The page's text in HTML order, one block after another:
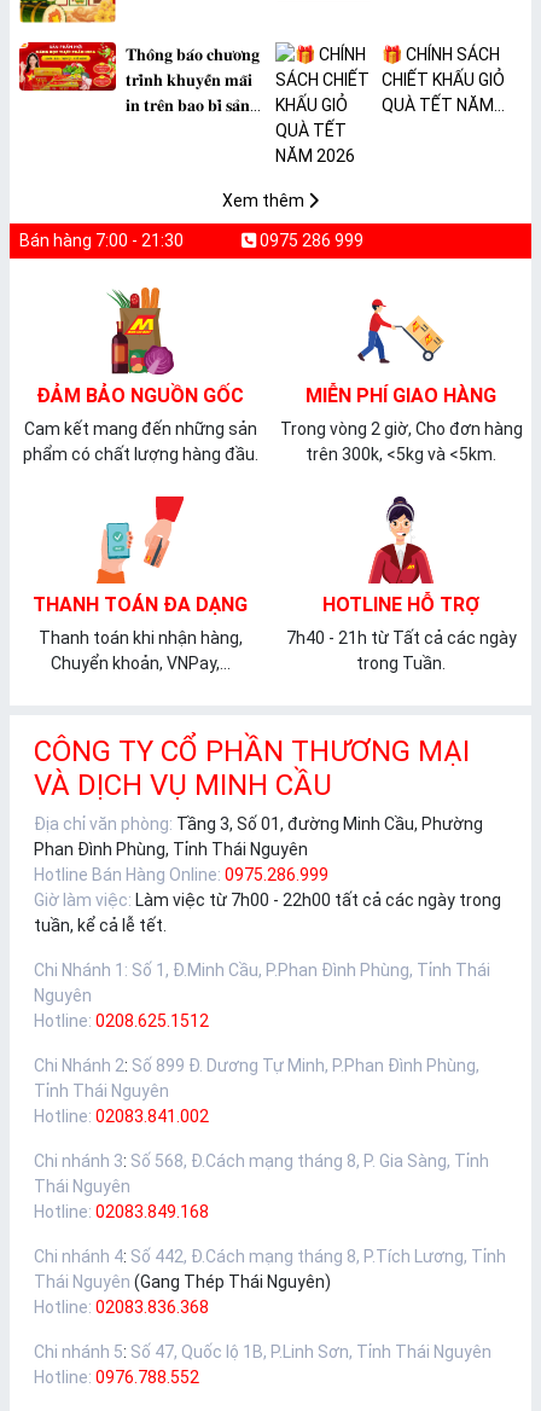
𝐓𝐡𝐨̂𝐧𝐠 𝐛𝐚́𝐨 𝐜𝐡𝐮̛𝐨̛𝐧𝐠
𝐭𝐫𝐢̀𝐧𝐡 𝐤𝐡𝐮𝐲𝐞̂́𝐧 𝐦𝐚̃𝐢
𝐢𝐧 𝐭𝐫𝐞̂𝐧 𝐛𝐚𝐨 𝐛𝐢̀ 𝐬𝐚̉𝐧
🎁 CHÍNH SÁCH
CHIẾT KHẤU GIỎ
QUÀ TẾT NĂM
Xem thêm
Bán hàng 7:00 - 21:30 0975 286 999
ĐẢM BẢO NGUỒN GỐC
Cam kết mang đến những sản
phẩm có chất lượng hàng đầu.
MIỄN PHÍ GIAO HÀNG
Trong vòng 2 giờ, Cho đơn hàng
trên 300k, <5kg và <5km.
THANH TOÁN ĐA DẠNG
Thanh toán khi nhận hàng,
Chuyển khoản, VNPay,...
HOTLINE HỖ TRỢ
7h40 - 21h từ Tất cả các ngày
trong Tuần.
CÔNG TY CỔ PHẦN THƯƠNG MẠI
VÀ DỊCH VỤ MINH CẦU
Địa chỉ văn phòng: Tầng 3, Số 01, đường Minh Cầu, Phường
Phan Đình Phùng, Tỉnh Thái Nguyên
Hotline Bán Hàng Online: 0975.286.999
Giờ làm việc: Làm việc từ 7h00 - 22h00 tất cả các ngày trong
tuần, kể cả lễ tết.
Chi Nhánh 1 : Số 1, Đ.Minh Cầu, P.Phan Đình Phùng, Tỉnh Thái
Nguyên
Hotline: 0208.625.1512
Chi Nhánh 2: Số 899 Đ. Dương Tự Minh, P.Phan Đình Phùng,
Tỉnh Thái Nguyên
Hotline: 02083.841.002
Chi nhánh 3: Số 568, Đ.Cách mạng tháng 8, P. Gia Sàng, Tỉnh
Thái Nguyên
Hotline: 02083.849.168
Chi nhánh 4: Số 442, Đ.Cách mạng tháng 8, P.Tích Lương, Tỉnh
Thái Nguyên (Gang Thép Thái Nguyên)
Hotline: 02083.836.368
Chi nhánh 5: Số 47, Quốc lộ 1B, P.Linh Sơn, Tỉnh Thái Nguyên
Hotline: 0976.788.552